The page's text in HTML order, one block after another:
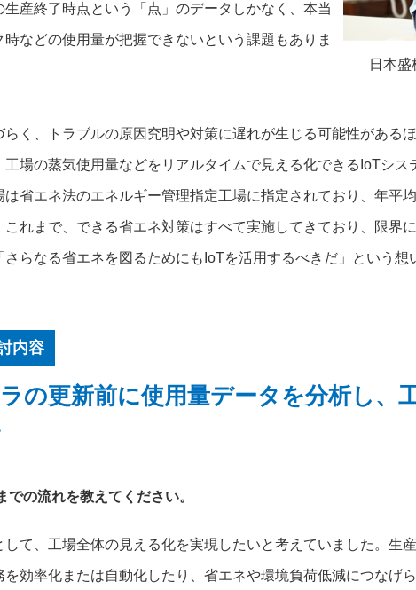
生産終了時点という「点」のデータしかなく、本当
時などの使用量が把握できないという課題もありま
日本
らく、トラブルの原因究明や対策に遅れが生じる可能性がある
工場の蒸気使用量などをリアルタイムで見える化できるIoTシス
は省エネ法のエネルギー管理指定工場に指定されており、年平
これまで、できる省エネ対策はすべて実施してきており、限界
らなる省エネを図るためにもIoTを活用するべきだ」という想
内容
の更新前に使用量データを分析し、
での流れを教えてください。
して、工場全体の見える化を実現したいと考えていました。生
を効率化または自動化したり、省エネや環境負荷低減につなげ